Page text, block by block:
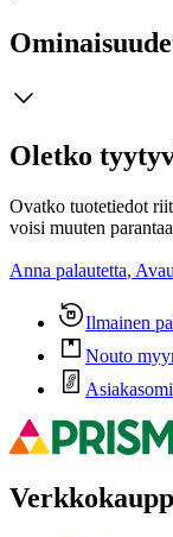
Oletko
Ovatko tuotetiedot
voisi muuten
Anna palautetta,
Ilmainen
Nouto